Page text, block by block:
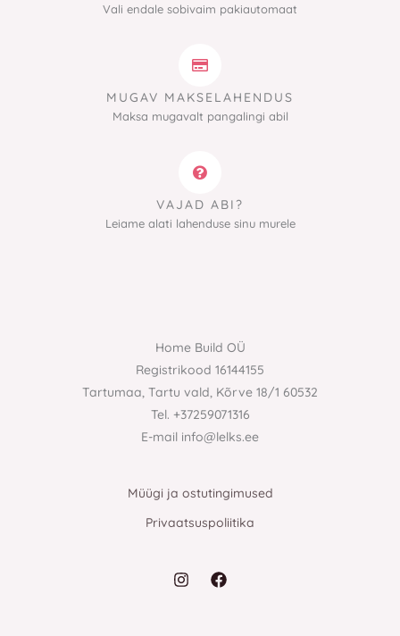
Vali endale sobivaim pakiautomaat
MUGAV MAKSELAHENDUS
Maksa mugavalt pangalingi abil
VAJAD ABI?
Leiame alati lahenduse sinu murele
Home Build OÜ
Registrikood 16144155
Tartumaa, Tartu vald, Kõrve 18/1 60532
Tel. +37259071316
E-mail info@lelks.ee
Müügi ja ostutingimused
Privaatsuspoliitika